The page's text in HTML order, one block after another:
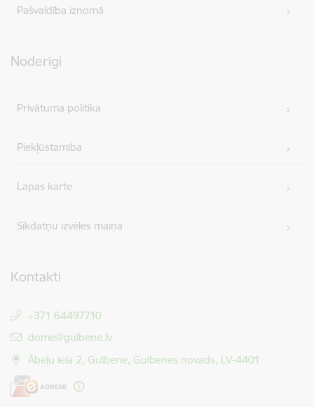
Pašvaldība iznomā
Noderīgi
Privātuma politika
Piekļūstamība
Lapas karte
Sīkdatņu izvēles maiņa
Kontakti
+371 64497710
E-pasts:
dome@gulbene.lv
Ābeļu iela 2, Gulbene, Gulbenes novads, LV-4401